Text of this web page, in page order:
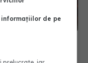
Impactul asupra
de pe